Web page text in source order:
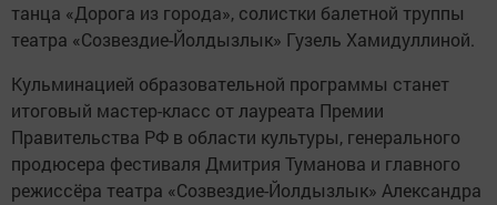
танца «Дорога из города», солистки балетной труппы
театра «Созвездие-Йолдызлык» Гузель Хамидуллиной.
Кульминацией образовательной программы станет
итоговый мастер-класс от лауреата Премии
Правительства РФ в области культуры, генерального
продюсера фестиваля Дмитрия Туманова и главного
режиссёра театра «Созвездие-Йолдызлык» Александра